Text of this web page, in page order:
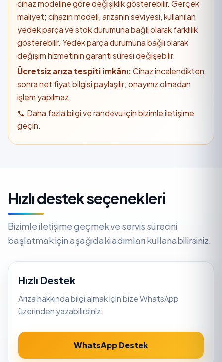
cihaz modeline göre değişiklik gösterebilir. Gerçek
maliyet; cihazın modeli, arızanın seviyesi, kullanılan
yedek parça ve stok durumuna bağlı olarak farklılık
gösterebilir. Yedek parça durumuna bağlı olarak
değişim hizmetinin garanti süresi değişebilir.
Ücretsiz arıza tespiti imkânı:Cihaz incelendikten
sonra net fiyat bilgisi paylaşılır; onayınız olmadan
işlem yapılmaz.
📞 Daha fazla bilgi ve randevu için bizimle iletişime
geçin.
Hızlı destek seçenekleri
Bizimle iletişime geçmek ve servis sürecini
başlatmak için aşağıdaki adımları kullanabilirsiniz.
Hızlı Destek
Arıza hakkında bilgi almak için bize WhatsApp
üzerinden yazabilirsiniz.
WhatsApp Destek